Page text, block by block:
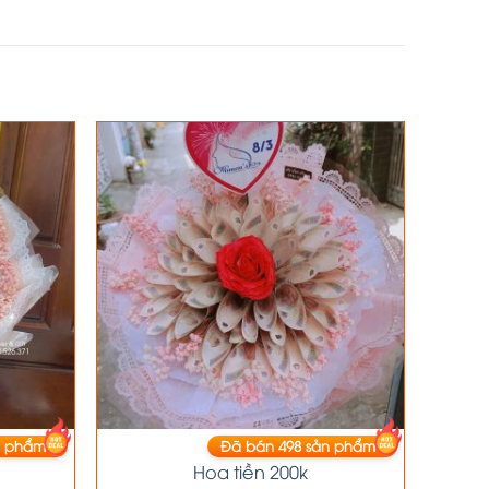
HOA TIỀN
Hoa tiền 200k
Đã bán498sản phẩm